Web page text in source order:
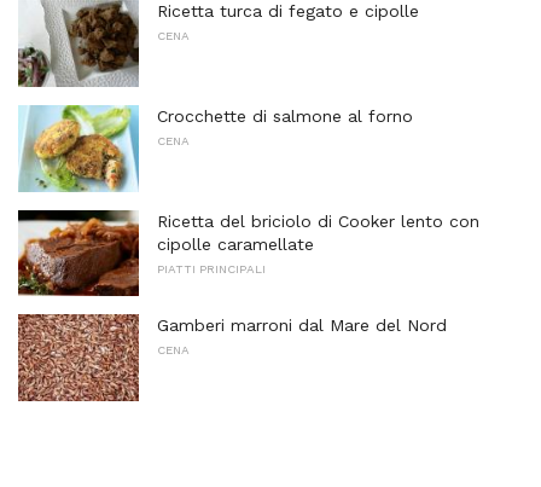
Ricetta turca di fegato e cipolle
CENA
Crocchette di salmone al forno
CENA
Ricetta del briciolo di Cooker lento con
cipolle caramellate
PIATTI PRINCIPALI
Gamberi marroni dal Mare del Nord
CENA